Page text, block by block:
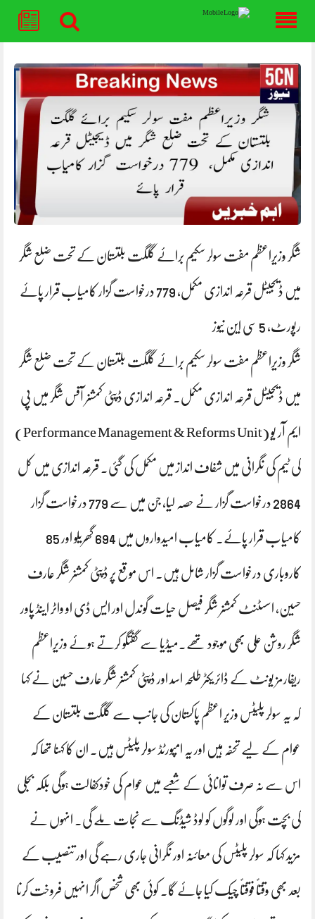
content
شگر وزیراعظم مفت سولر سکیم برائے گلگت بلتستان کے تحت ضلع شگر
میں ڈیجیٹل قرعہ اندازی مکمل، 779 درخواست گزار کامیاب قرار پائے
رپورٹ، 5 سی این نیوز
شگر وزیراعظم مفت سولر سکیم برائے گلگت بلتستان کے تحت ضلع شگر
میں ڈیجیٹل قرعہ اندازی مکمل۔ قرعہ اندازی ڈپٹی کمشنر آفس شگر میں پی
ایم آر یو (Performance Management & Reforms Unit)
کی ٹیم کی نگرانی میں شفاف انداز میں مکمل کی گئی۔ قرعہ اندازی میں کل
2864 درخواست گزار نے حصہ لیا، جن میں سے 779 درخواست گزار
کامیاب قرار پائے۔ کامیاب امیدواروں میں 694 گھریلو اور 85
کاروباری درخواست گزار شامل ہیں۔ اس موقع پر ڈپٹی کمشنر شگر عارف
حسین، اسسٹنٹ کمشنر شگر فیصل حیات گوندل اور ایس ڈی او واٹر اینڈ پاور
شگر روشن علی بھی موجود تھے۔میڈیا سے گفتگو کرتے ہوئے وزیراعظم
ریفارمز یونٹ کے ڈائریکٹر طلحہ اسد اور ڈپٹی کمشنر شگر عارف حسین نے کہا
کہ یہ سولر پلیٹس وزیر اعظم پاکستان کی جانب سے گلگت بلتستان کے
عوام کے لیے تحفہ ہیں اور یہ امپورٹڈ سولر پلیٹس ہیں۔ ان کا کہنا تھا کہ
اس سے نہ صرف توانائی کے شعبے میں عوام کی خودکفالت ہوگی بلکہ بجلی
کی بچت ہوگی اور لوگوں کو لوڈ شیڈنگ سے نجات ملے گی۔ انہوں نے
مزید کہا کہ سولر پلیٹس کی معائنہ اور نگرانی جاری رہے گی اور تنصیب کے
بعد بھی وقتاً فوقتاً چیک کیا جائے گا۔ کوئی بھی شخص اگر انہیں فروخت کرنا